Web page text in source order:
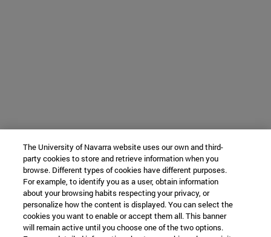
The University of Navarra website uses our own and third-
party cookies to store and retrieve information when you
browse. Different types of cookies have different purposes.
For example, to identify you as a user, obtain information
about your browsing habits respecting your privacy, or
personalize how the content is displayed. You can select the
cookies you want to enable or accept them all. This banner
will remain active until you choose one of the two options.